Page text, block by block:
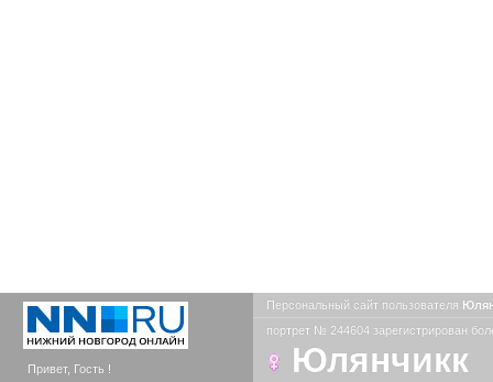
Привет, Гость !
Персональный сайт пользователя
портрет № 244604 зарегистрирован
Юлянчикк